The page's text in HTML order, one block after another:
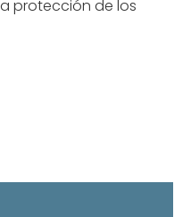
protección de los